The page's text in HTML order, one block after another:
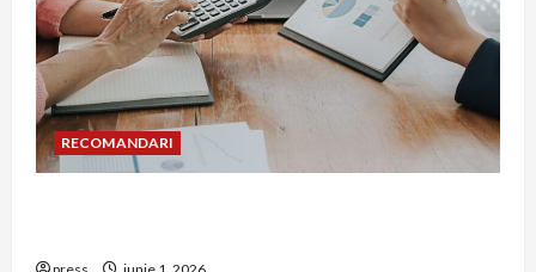
RECOMANDARI